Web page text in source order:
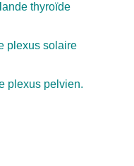
thyroïde
plexus solaire
plexus pelvien.